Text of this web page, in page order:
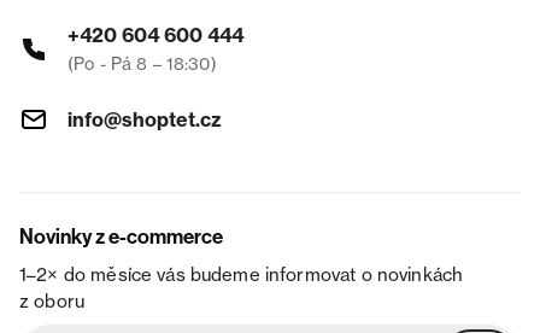
+420 604 600 444
(Po - Pá 8 – 18:30)
info@shoptet.cz
Novinky z e-commerce
1–2× do měsíce vás budeme informovat o novinkách
z oboru